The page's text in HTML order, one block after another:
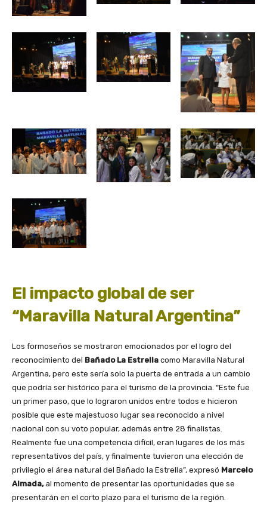
El impacto global de ser
“Maravilla Natural Argentina”
Los formoseños se mostraron emocionados por el logro del
reconocimiento del Bañado La Estrella como Maravilla Natural
Argentina, pero este sería solo la puerta de entrada a un cambio
que podría ser histórico para el turismo de la provincia. “Este fue
un primer paso, que lo lograron unidos entre todos e hicieron
posible que este majestuoso lugar sea reconocido a nivel
nacional con su voto popular, además entre 28 finalistas.
Realmente fue una competencia difícil, eran lugares de los más
representativos del país, y finalmente tuvieron una elección de
privilegio el área natural del Bañado la Estrella”, expresó Marcelo
Almada,al momento de presentar las oportunidades que se
presentarán en el corto plazo para el turismo de la región.